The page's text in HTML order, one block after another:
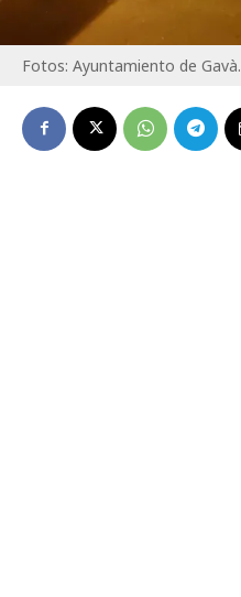
Fotos: Ayuntamiento de Gavà.